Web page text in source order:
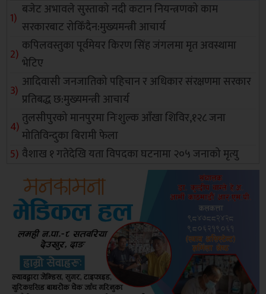
बजेट अभावले सुस्ताको नदी कटान नियन्त्रणको काम
सरकारबाट रोकिँदैन:मुख्यमन्त्री आचार्य
कपिलवस्तुका पूर्वमेयर किरण सिंह जंगलमा मृत अवस्थामा
भेटिए
आदिवासी जनजातिको पहिचान र अधिकार संरक्षणमा सरकार
प्रतिबद्ध छ:मुख्यमन्त्री आचार्य
तुलसीपुरको मानपुरमा निःशुल्क आँखा शिविर,१२८ जना
मोतिविन्दुका बिरामी फेला
वैशाख १ गतेदेखि यता विपदका घटनामा २०५ जनाको मृत्यु